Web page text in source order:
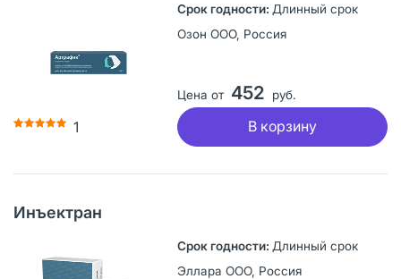
1
Длинный срок
Озон ООО, Россия
Цена от 452 руб.
В корзину
Инъектран
Длинный срок
Эллара ООО, Россия